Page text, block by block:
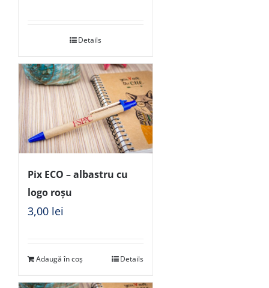
Details
Pix ECO – albastru cu
logo roșu
3,00 lei
Adaugă în coș Details